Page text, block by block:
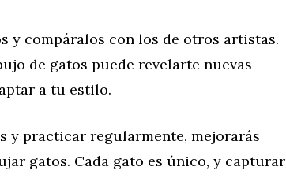
y compáralos con los de otros artistas.
de gatos puede revelarte nuevas
a tu estilo.
y practicar regularmente, mejorarás
gatos. Cada gato es único, y capturar